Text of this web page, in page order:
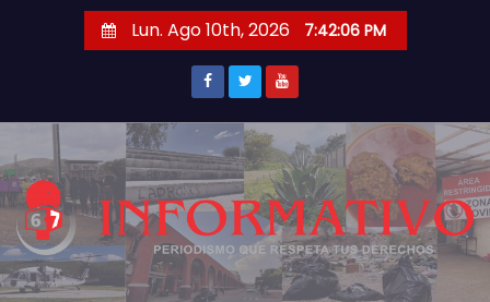
r
a
c
o
Lun. Ago 10th, 2026 7:42:06 PM